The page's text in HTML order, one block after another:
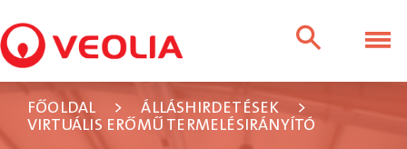
FŐOLDAL > ÁLLÁSHIRDETÉSEK
>
VIRTUÁLIS ERŐMŰ TERMELÉSIRÁNYÍTÓ